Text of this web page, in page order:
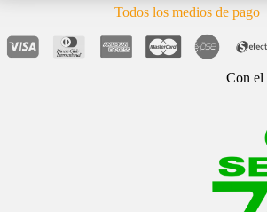
Todos los medios de pago
Con el